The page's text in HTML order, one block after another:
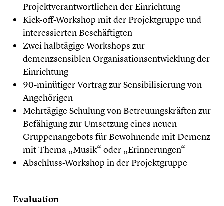
Projektverantwortlichen der Einrichtung
Kick-off-Workshop mit der Projektgruppe und
interessierten Beschäftigten
Zwei halbtägige Workshops zur
demenzsensiblen Organisationsentwicklung der
Einrichtung
90-minütiger Vortrag zur Sensibilisierung von
Angehörigen
Mehrtägige Schulung von Betreuungskräften zur
Befähigung zur Umsetzung eines neuen
Gruppenangebots für Bewohnende mit Demenz
mit Thema „Musik“ oder „Erinnerungen“
Abschluss-Workshop in der Projektgruppe
Evaluation